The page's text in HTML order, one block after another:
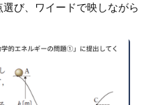
び、ワイードで映しながら